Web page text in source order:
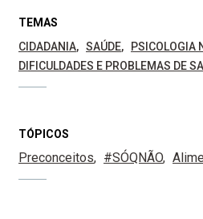
TEMAS
CIDADANIA
SAÚDE
PSICOLOGIA
DIFICULDADES E PROBLEMAS DE
TÓPICOS
Preconceitos #SÓQNÃO